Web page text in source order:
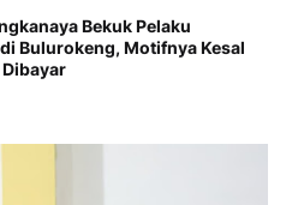
Bekuk Pelaku
Bulurokeng, Motifnya Kesal